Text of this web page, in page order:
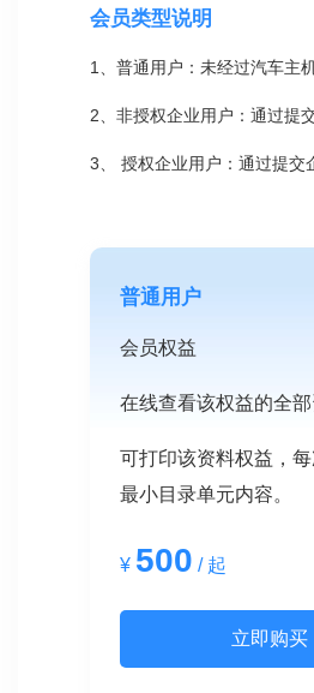
会员类型说明
1、普通用户：未经过汽车主
2、非授权企业用户：通过提
3、 授权企业用户：通过提交
普通用户
会员权益
在线查看该权益的全部
可打印该资料权益，
最小目录单元内容。
¥ 500 / 起
立即购买